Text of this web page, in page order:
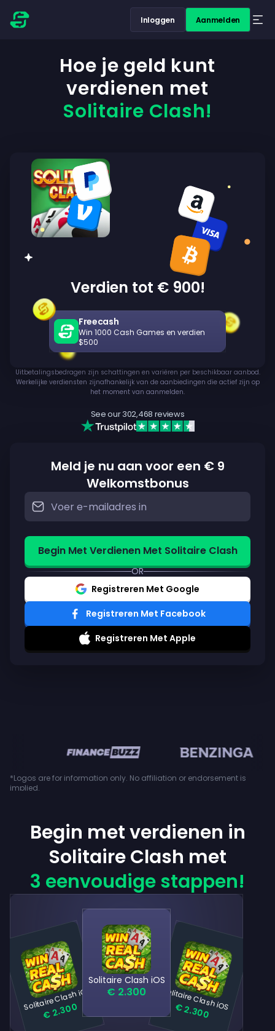
Inloggen Aanmelden
Hoe je geld kunt
verdienen met
Solitaire Clash!
Verdien tot € 900!
Freecash
Win 1000 Cash Games en verdien
$500
Uitbetalingsbedragen zijn schattingen en variëren per beschikbaar aanbod.
Werkelijke verdiensten zijnafhankelijk van de aanbiedingen die actief zijn op
het moment van aanmelden.
See our302,468 reviews
Meld je nu aan voor een € 9
Welkomstbonus
Begin Met Verdienen Met Solitaire Clash
OR
Registreren Met Google
Registreren Met Facebook
Registreren Met Apple
*Logos are for information only. No affiliation or endorsement is
implied.
Begin met verdienen in
Solitaire Clash met
3 eenvoudige stappen!
Solitaire Clash iOS
€ 2.300
Solitaire Clash iOS
€ 2.300 Solitaire Clash iOS
€ 2.300